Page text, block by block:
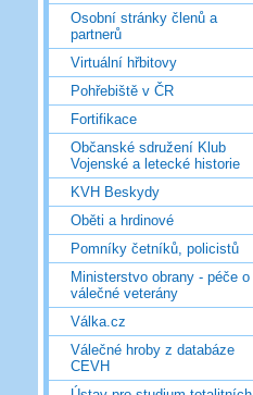
Osobní stránky členů a
partnerů
Virtuální hřbitovy
Pohřebiště v ČR
Fortifikace
Občanské sdružení Klub
Vojenské a letecké historie
KVH Beskydy
Oběti a hrdinové
Pomníky četníků, policistů
Ministerstvo obrany - péče o
válečné veterány
Válka.cz
Válečné hroby z databáze
CEVH